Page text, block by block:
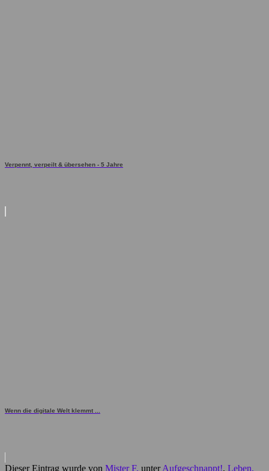
Verpennt, verpeilt & übersehen - 5 Jahre
Wenn die digitale Welt klemmt ...
Dieser Eintrag wurde von Mister F. unterAufgeschnappt!, Leben,